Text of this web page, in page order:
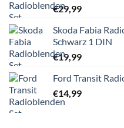
€29,99
Skoda Fabia
Schwarz 1 DIN
€19,99
Ford Transit
€14,99